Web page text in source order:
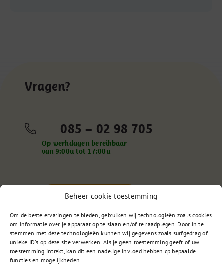
Beheer cookie toestemming
Om de beste ervaringen te bieden, gebruiken wij technologieën zoals cookies
om informatie over je apparaat op te slaan en/of te raadplegen. Door in te
stemmen met deze technologieën kunnen wij gegevens zoals surfgedrag of
unieke ID's op deze site verwerken. Als je geen toestemming geeft of uw
toestemming intrekt, kan dit een nadelige invloed hebben op bepaalde
functies en mogelijkheden.
Vragen?
085 – 02 98 705
Op werkdagen bereikbaar
van 9:00u tot 17:00u
Stuur een bericht